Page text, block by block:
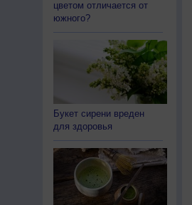
цветом отличается от
южного?
Букет сирени вреден
для здоровья